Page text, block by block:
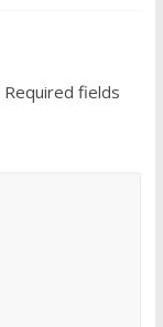
Required fields